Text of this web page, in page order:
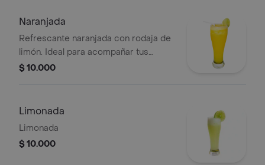
Naranjada
Refrescante naranjada con rodaja de
limón. Ideal para acompañar tus
comidas.
$ 10.000
Limonada
Limonada
$ 10.000